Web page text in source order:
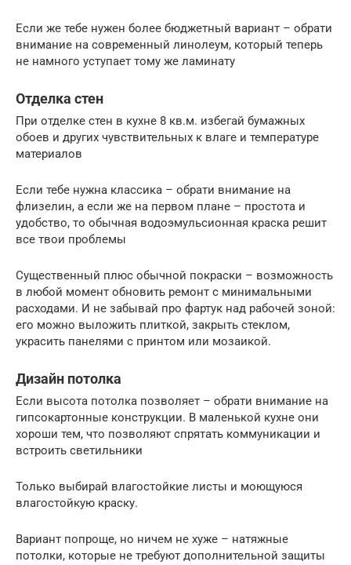
Если же тебе нужен более бюджетный вариант – обрати
внимание на современный линолеум, который теперь
не намного уступает тому же ламинату
Отделка стен
При отделке стен в кухне 8 кв.м. избегай бумажных
обоев и других чувствительных к влаге и температуре
материалов
Если тебе нужна классика – обрати внимание на
флизелин, а если же на первом плане – простота и
удобство, то обычная водоэмульсионная краска решит
все твои проблемы
Существенный плюс обычной покраски – возможность
в любой момент обновить ремонт с минимальными
расходами. И не забывай про фартук над рабочей зоной:
его можно выложить плиткой, закрыть стеклом,
украсить панелями с принтом или мозаикой.
Дизайн потолка
Если высота потолка позволяет – обрати внимание на
гипсокартонные конструкции. В маленькой кухне они
хороши тем, что позволяют спрятать коммуникации и
встроить светильники
Только выбирай влагостойкие листы и моющуюся
влагостойкую краску.
Вариант попроще, но ничем не хуже – натяжные
потолки, которые не требуют дополнительной защиты